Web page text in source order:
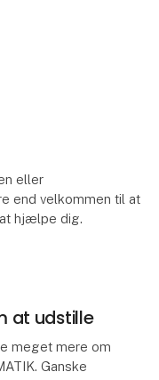
eller
end velkommen til at
hjælpe dig.
at udstille
meget mere om
Ganske